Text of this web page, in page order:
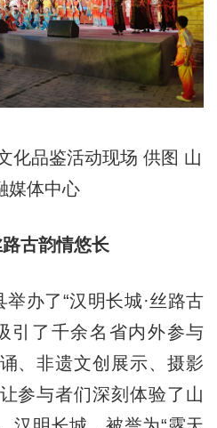
化品鉴活动现场 供图 山
媒体中心
古韵情悠长
办了“汉明长城·丝路古
引了千余名省内外参与
、非遗文创展示、摄影
参与者们深刻体验了山